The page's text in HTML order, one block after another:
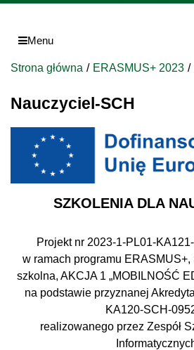
Menu
Strona główna ERASMUS+ 2023
Nauczyciel-SCH
SZKOLENIA DLA
Projekt nr 2023-1-PL01-
w ramach programu
szkolna, AKCJA 1 „MOBILNOŚĆ
na podstawie przyznanej
KA120-SCH-
realizowanego przez Zespół